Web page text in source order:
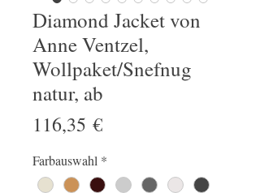
Diamond Jacket von
Anne Ventzel,
Wollpaket/Snefnug
natur, ab
116,35 €Preis
Farbauswahl *